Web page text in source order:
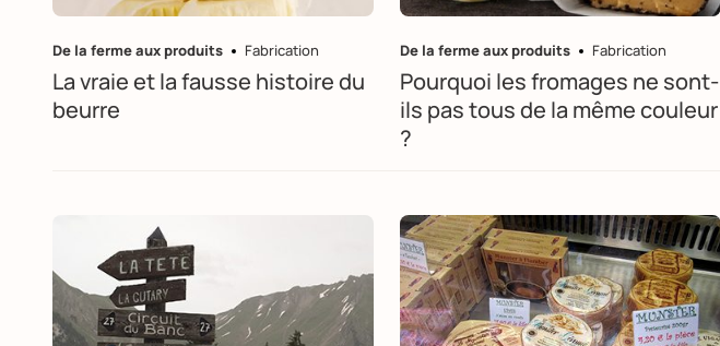
De la ferme aux produits Fabrication
La vraie et la fausse histoire du
beurre
De la ferme aux produits Fabrication
Pourquoi les fromages ne sont-
ils pas tous de la même couleur
?